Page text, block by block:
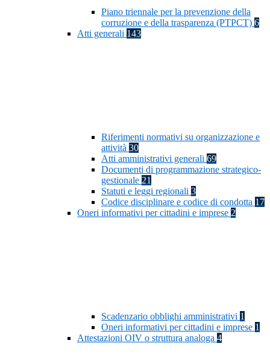
Piano triennale per la prevenzione della
corruzione e della trasparenza (PTPCT) 6
Atti generali 143
Riferimenti normativi su organizzazione e
attività 30
Atti amministrativi generali 69
Documenti di programmazione strategico-
gestionale 21
Statuti e leggi regionali 3
Codice disciplinare e codice di condotta 17
Oneri informativi per cittadini e imprese 2
Scadenzario obblighi amministrativi 1
Oneri informativi per cittadini e imprese 1
Attestazioni OIV o struttura analoga 4